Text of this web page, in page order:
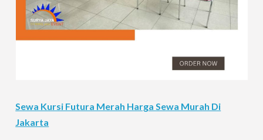
Sewa Kursi Futura Merah Harga Sewa Murah Di
Jakarta